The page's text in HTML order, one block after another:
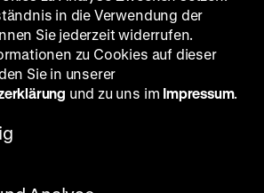
religiösen Fragen. Dennoch
zu dessen religiöser
Präsentation konzentriert sich auf
deutschsprachigen Raum und
Publikationen der
den Beständen der Bibliothek
Museums. Darunter
Hauptwerke der Reformation als
in die Verwendung der
Sie jederzeit widerrufen.
zu Cookies auf dieser
Sie in unserer
und zu uns im Impressum.